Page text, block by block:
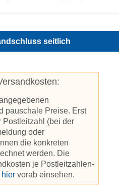
seitlich
pauschale Preise. Erst
Postleitzahl (bei der
oder
die konkreten
werden. Die
je Postleitzahlen-
hier vorab einsehen.